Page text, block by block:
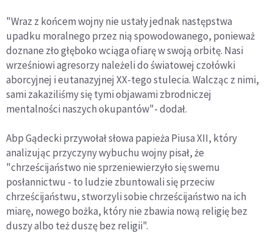
"Wraz z końcem wojny nie ustały jednak następstwa
upadku moralnego przez nią spowodowanego, ponieważ
doznane zło głęboko wciąga ofiarę w swoją orbitę. Nasi
wrześniowi agresorzy należeli do światowej czołówki
aborcyjnej i eutanazyjnej XX-tego stulecia. Walcząc z nimi,
sami zakaziliśmy się tymi objawami zbrodniczej
mentalności naszych okupantów"- dodał.
Abp Gądecki przywołał słowa papieża Piusa XII, który
analizując przyczyny wybuchu wojny pisał, że
"chrześcijaństwo nie sprzeniewierzyło się swemu
posłannictwu - to ludzie zbuntowali się przeciw
chrześcijaństwu, stworzyli sobie chrześcijaństwo na ich
miarę, nowego bożka, który nie zbawia nową religię bez
duszy albo też duszę bez religii".